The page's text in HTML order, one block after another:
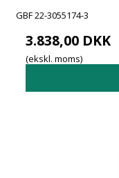
GBF 22-3055174-3
3.838,00 DKK
(ekskl. moms)